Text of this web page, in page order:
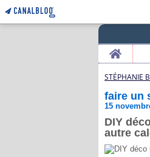
Home
STÉPHANIE
faire un
15
DIY
autre